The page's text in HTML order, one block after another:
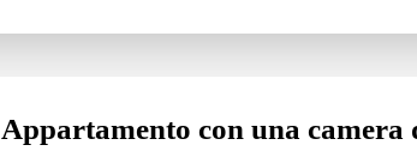
Appartamento con una camera